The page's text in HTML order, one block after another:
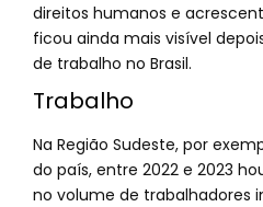
direitos humanos e
ficou ainda mais visível
de trabalho no Brasil.
Trabalho
Na Região Sudeste, por
do país, entre 2022 e 2023
no volume de trabalhadores